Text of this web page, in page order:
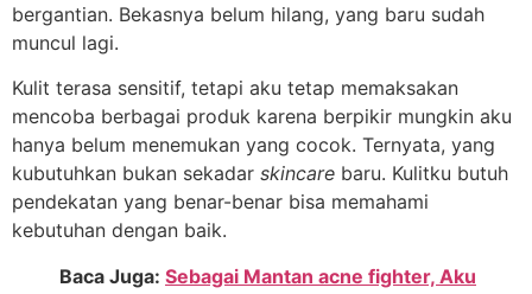
bergantian. Bekasnya belum hilang, yang baru sudah
muncul lagi.
Kulit terasa sensitif, tetapi aku tetap memaksakan
mencoba berbagai produk karena berpikir mungkin aku
hanya belum menemukan yang cocok. Ternyata, yang
kubutuhkan bukan sekadar skincare baru. Kulitku butuh
pendekatan yang benar-benar bisa memahami
kebutuhan dengan baik.
Baca Juga: Sebagai Mantan acne fighter, Aku